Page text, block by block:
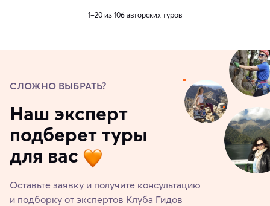
1–20 из 106 авторских туров
СЛОЖНО ВЫБРАТЬ?
Наш эксперт
подберет туры
для вас
Оставьте заявку и получите консультацию
и подборку от экспертов Клуба Гидов